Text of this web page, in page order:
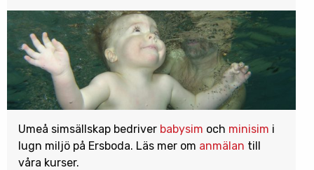
Umeå simsällskap bedriver babysim och minisim i
lugn miljö på Ersboda. Läs mer om anmälan till
våra kurser.